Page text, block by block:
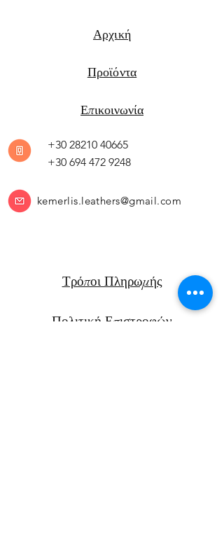
Αρχική
Προϊόντα
Επικοινωνία
+30 28210 40665
+30 694 472 9248
kemerlis.leathers@gmail.com
Τρόποι Πληρωμής
Πολιτική Επιστροφών